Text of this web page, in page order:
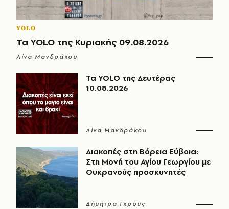
YOLO
Τα YOLO της Κυριακής 09.08.2026
Λίνα Μανδράκου
Τα YOLO της Δευτέρας
10.08.2026
Λίνα Μανδράκου
Διακοπές στη Βόρεια Εύβοια:
Στη Μονή του Αγίου Γεωργίου με
Ουκρανούς προσκυνητές
Δήμητρα Γκρους